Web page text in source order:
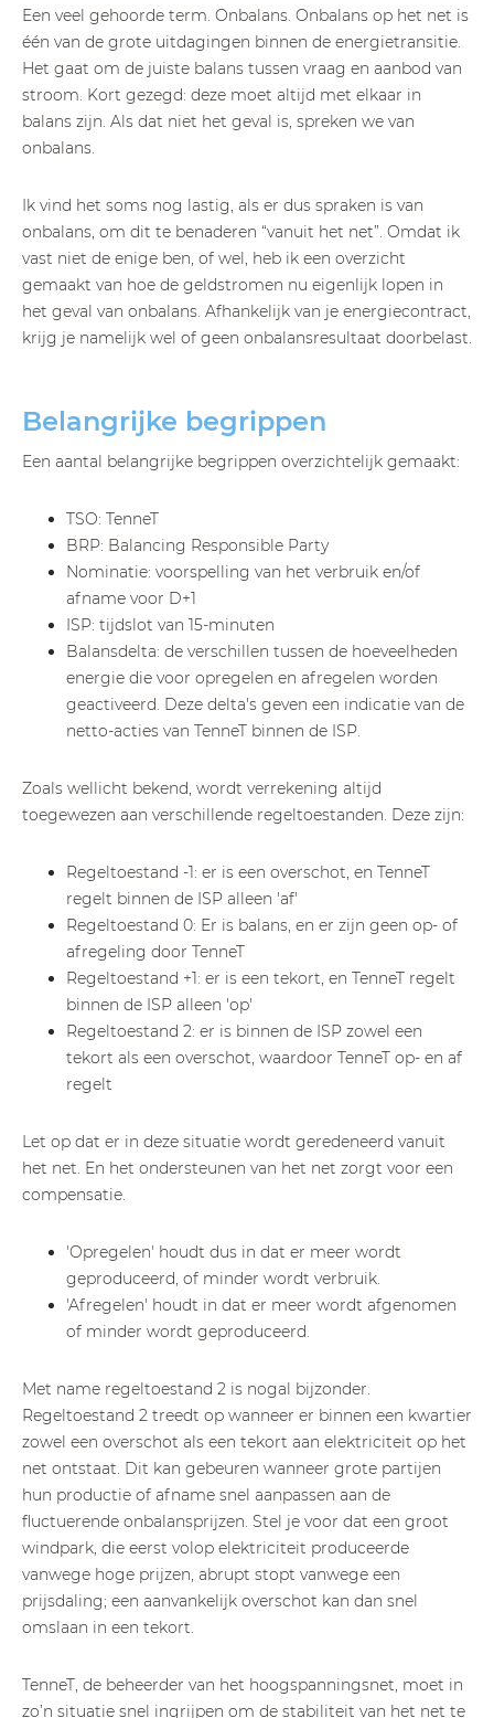
Een veel gehoorde term. Onbalans. Onbalans op het net is
één van de grote uitdagingen binnen de energietransitie.
Het gaat om de juiste balans tussen vraag en aanbod van
stroom. Kort gezegd: deze moet altijd met elkaar in
balans zijn. Als dat niet het geval is, spreken we van
onbalans.
Ik vind het soms nog lastig, als er dus spraken is van
onbalans, om dit te benaderen “vanuit het net”. Omdat ik
vast niet de enige ben, of wel, heb ik een overzicht
gemaakt van hoe de geldstromen nu eigenlijk lopen in
het geval van onbalans. Afhankelijk van je energiecontract,
krijg je namelijk wel of geen onbalansresultaat doorbelast.
Belangrijke begrippen
Een aantal belangrijke begrippen overzichtelijk gemaakt:
TSO: TenneT
BRP: Balancing Responsible Party
Nominatie: voorspelling van het verbruik en/of
afname voor D+1
ISP: tijdslot van 15-minuten
Balansdelta: de verschillen tussen de hoeveelheden
energie die voor opregelen en afregelen worden
geactiveerd. Deze delta's geven een indicatie van de
netto-acties van TenneT binnen de ISP.
Zoals wellicht bekend, wordt verrekening altijd
toegewezen aan verschillende regeltoestanden. Deze zijn:
Regeltoestand -1: er is een overschot, en TenneT
regelt binnen de ISP alleen 'af'
Regeltoestand 0: Er is balans, en er zijn geen op- of
afregeling door TenneT
Regeltoestand +1: er is een tekort, en TenneT regelt
binnen de ISP alleen 'op'
Regeltoestand 2: er is binnen de ISP zowel een
tekort als een overschot, waardoor TenneT op- en af
regelt
Let op dat er in deze situatie wordt geredeneerd vanuit
het net. En het ondersteunen van het net zorgt voor een
compensatie.
'Opregelen' houdt dus in dat er meer wordt
geproduceerd, of minder wordt verbruik.
'Afregelen' houdt in dat er meer wordt afgenomen
of minder wordt geproduceerd.
Met name regeltoestand 2 is nogal bijzonder.
Regeltoestand 2 treedt op wanneer er binnen een kwartier
zowel een overschot als een tekort aan elektriciteit op het
net ontstaat. Dit kan gebeuren wanneer grote partijen
hun productie of afname snel aanpassen aan de
fluctuerende onbalansprijzen. Stel je voor dat een groot
windpark, die eerst volop elektriciteit produceerde
vanwege hoge prijzen, abrupt stopt vanwege een
prijsdaling; een aanvankelijk overschot kan dan snel
omslaan in een tekort.
TenneT, de beheerder van het hoogspanningsnet, moet in
zo’n situatie snel ingrijpen om de stabiliteit van het net te